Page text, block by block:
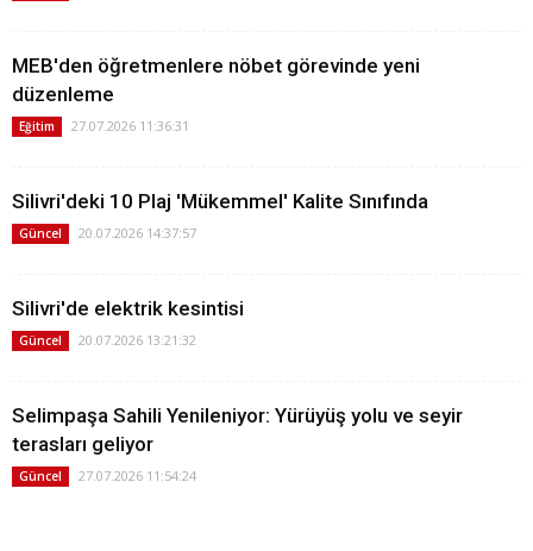
MEB'den öğretmenlere nöbet görevinde yeni
düzenleme
Eğitim 27.07.2026 11:36:31
Silivri'deki 10 Plaj 'Mükemmel' Kalite Sınıfında
Güncel 20.07.2026 14:37:57
Silivri'de elektrik kesintisi
Güncel 20.07.2026 13:21:32
Selimpaşa Sahili Yenileniyor: Yürüyüş yolu ve seyir
terasları geliyor
Güncel 27.07.2026 11:54:24